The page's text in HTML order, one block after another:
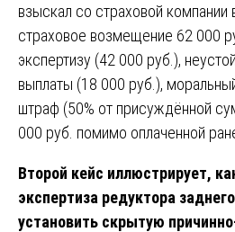
взыскал со страховой компании
страховое возмещение 62 000
экспертизу (42 000 руб.),
выплаты (18 000 руб.),
штраф (50% от присуждённой
000 руб. помимо оплаченной
Второй кейс иллюстрирует,
экспертиза редуктора
установить скрытую